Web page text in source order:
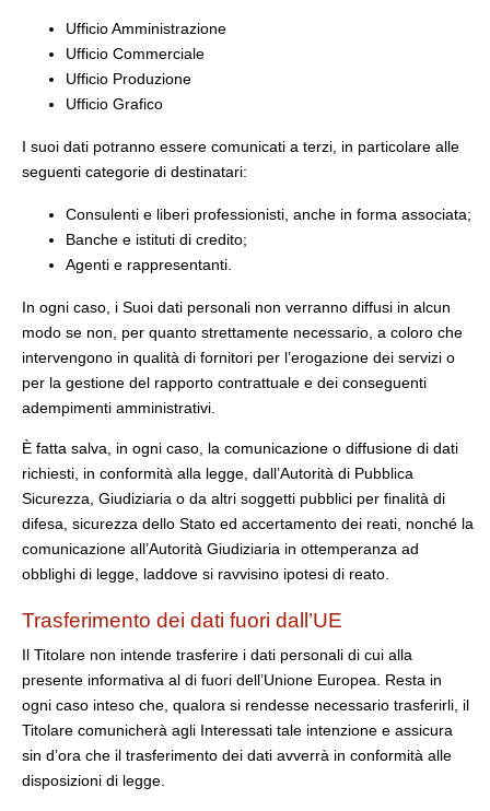
Ufficio Amministrazione
Ufficio Commerciale
Ufficio Produzione
Ufficio Grafico
I suoi dati potranno essere comunicati a terzi, in particolare alle
seguenti categorie di destinatari:
Consulenti e liberi professionisti, anche in forma associata;
Banche e istituti di credito;
Agenti e rappresentanti.
In ogni caso, i Suoi dati personali non verranno diffusi in alcun
modo se non, per quanto strettamente necessario, a coloro che
intervengono in qualità di fornitori per l’erogazione dei servizi o
per la gestione del rapporto contrattuale e dei conseguenti
adempimenti amministrativi.
È fatta salva, in ogni caso, la comunicazione o diffusione di dati
richiesti, in conformità alla legge, dall’Autorità di Pubblica
Sicurezza, Giudiziaria o da altri soggetti pubblici per finalità di
difesa, sicurezza dello Stato ed accertamento dei reati, nonché la
comunicazione all’Autorità Giudiziaria in ottemperanza ad
obblighi di legge, laddove si ravvisino ipotesi di reato.
Trasferimento dei dati fuori dall’UE
Il Titolare non intende trasferire i dati personali di cui alla
presente informativa al di fuori dell’Unione Europea. Resta in
ogni caso inteso che, qualora si rendesse necessario trasferirli, il
Titolare comunicherà agli Interessati tale intenzione e assicura
sin d’ora che il trasferimento dei dati avverrà in conformità alle
disposizioni di legge.